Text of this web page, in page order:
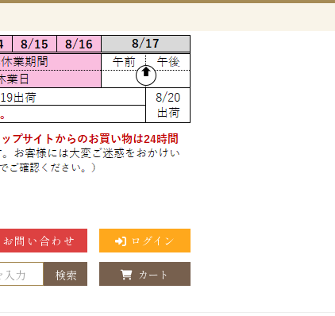
お問い合わせ ログイン
検索 カート